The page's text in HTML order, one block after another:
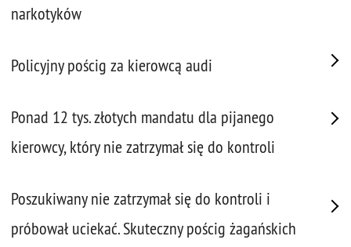
narkotyków
Policyjny pościg za kierowcą audi
Ponad 12 tys. złotych mandatu dla pijanego
kierowcy, który nie zatrzymał się do kontroli
Poszukiwany nie zatrzymał się do kontroli i
próbował uciekać. Skuteczny pościg żagańskich